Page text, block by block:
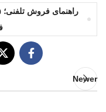
Newer